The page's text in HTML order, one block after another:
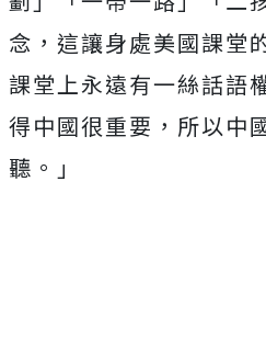
念，這讓身處美國課堂
課堂上永遠有一絲話語
得中國很重要，所以中
聽。」